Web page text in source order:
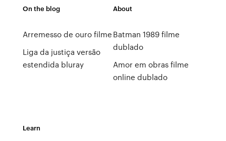
On the blog
Arremesso de ouro filme
Liga da justiça versão
estendida bluray
About
Batman 1989 filme
dublado
Amor em obras filme
online dublado
Learn